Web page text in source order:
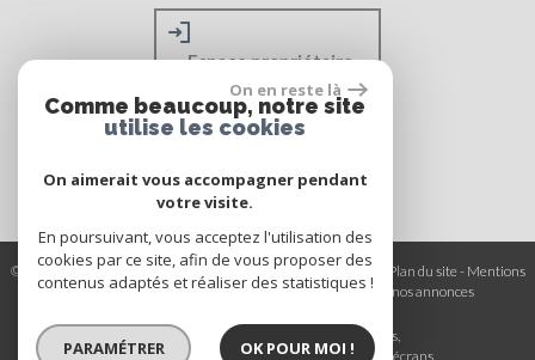
Espace propriétaire
© 2026 | Tous droits réservés | Traduction powered by Google - Plan du site - Mentions
légales-Nos honoraires-Partenaires-Admin-Toutes nos annonces
Site internet compatible multi-supports,
un seul site adaptable à tous les types d'écrans.
On en reste là
Comme beaucoup, notre site
utilise les cookies
On aimerait vous accompagner pendant
votre visite.
En poursuivant, vous acceptez l'utilisation des
cookies par ce site, afin de vous proposer des
contenus adaptés et réaliser des statistiques !
PARAMÉTRER OK POUR MOI !